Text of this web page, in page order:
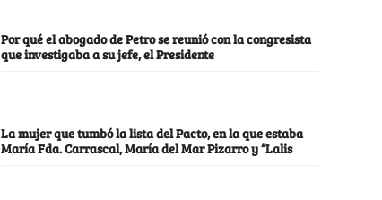
Por qué el abogado de Petro se reunió con la congresista
que investigaba a su jefe, el Presidente
La mujer que tumbó la lista del Pacto, en la que estaba
María Fda. Carrascal, María del Mar Pizarro y “Lalis